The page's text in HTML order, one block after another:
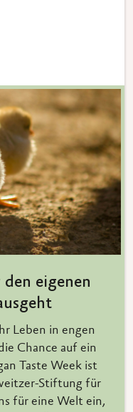
eigenen
Leben in engen
Chance auf ein
Taste Week ist
Stiftung für
für eine Welt ein,